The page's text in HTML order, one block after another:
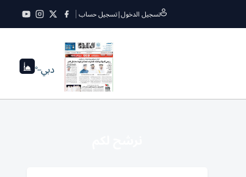
تسجيل الدخول|تسجيل حساب
دبي--°